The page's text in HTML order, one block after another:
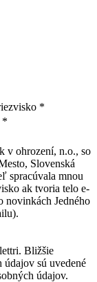
*
*
v ohrození, n.o., so
Slovenská
spracúvala mnou
ak tvoria telo e-
novinkách Jedného
Bližšie
sú uvedené
údajov.